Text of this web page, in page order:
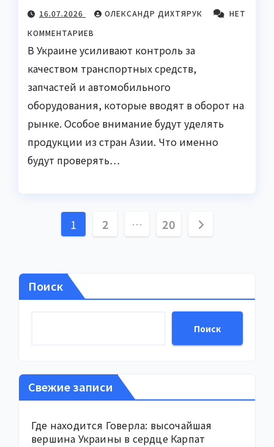
16.07.2026 ОЛЕКСАНДР ДИХТЯРУК
НЕТ
КОММЕНТАРИЕВ
В Украине усиливают контроль за
качеством транспортных средств,
запчастей и автомобильного
оборудования, которые вводят в оборот на
рынке. Особое внимание будут уделять
продукции из стран Азии. Что именно
будут проверять…
Пагинация
1 2 … 20
Поиск
Поиск
Свежие записи
Где находится Говерла: высочайшая
вершина Украины в сердце Карпат